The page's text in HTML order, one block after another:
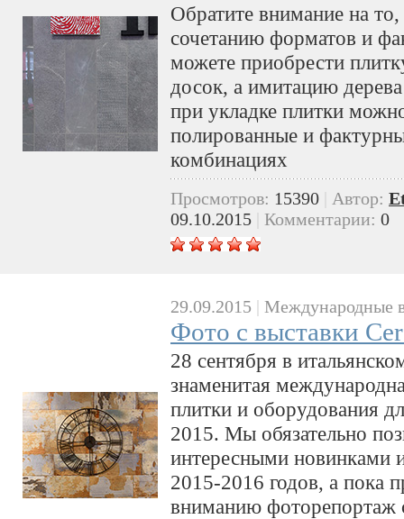
Обратите внимание на
сочетанию форматов и
можете приобрести
досок, а имитацию
при укладке плитки
полированные и
комбинациях
Просмотров: 15390 Автор:
09.10.2015
Комментарии: 0
29.09.2015 | Международные
Фото с выставки
28 сентября в
знаменитая
плитки и оборудования
2015. Мы обязательно
интересными новинками
2015-2016 годов, а пока
вниманию фоторепортаж